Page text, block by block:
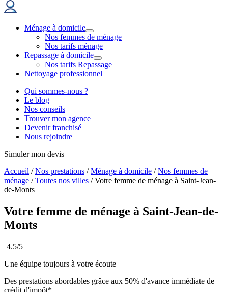
Ménage à domicile
Nos femmes de ménage
Nos tarifs ménage
Repassage à domicile
Nos tarifs Repassage
Nettoyage professionnel
Qui sommes-nous ?
Le blog
Nos conseils
Trouver mon agence
Devenir franchisé
Nous rejoindre
Simuler mon devis
Accueil /Nos prestations /Ménage à domicile /Nos femmes de
ménage /Toutes nos villes /Votre femme de ménage à Saint-Jean-
de-Monts
Votre femme de ménage à Saint-Jean-de-
Monts
4.5/5
Une équipe toujours à votre écoute
Des prestations abordables grâce aux 50% d'avance immédiate de